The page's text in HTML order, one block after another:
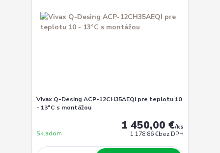
Vivax Q-Desing ACP-12CH35AEQI pre teplotu 10
- 13°C s montážou
1 450,00 €/ks
1 178,86 €bez DPH
Skladom